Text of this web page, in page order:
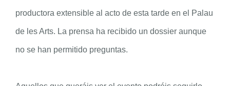
productora extensible al acto de esta tarde en el Palau
de les Arts. La prensa ha recibido un dossier aunque
no se han permitido preguntas.